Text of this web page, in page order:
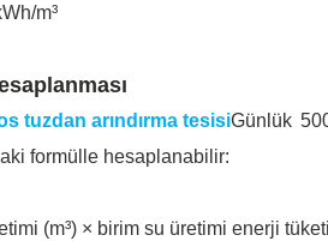
m³
tuzdan arındırma tesisiGünlük
formülle hesaplanabilir:
(m³) × birim su üretimi enerji